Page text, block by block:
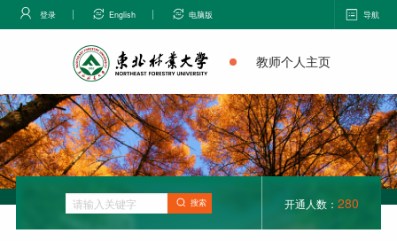
登录 English 电脑版 导航
教师个人主页
搜索 开通人数： 280